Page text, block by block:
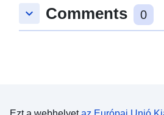
keyboard_arrow_down Comments 0